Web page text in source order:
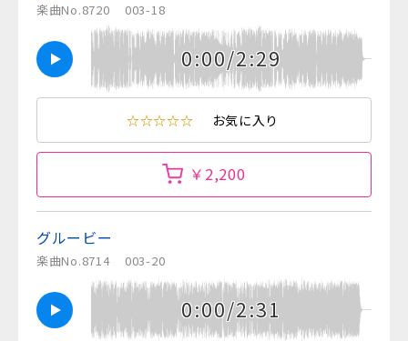
楽曲No.8720 003-18
0:00/2:29
☆☆☆☆☆ お気に入り
￥2,200
グルービー
楽曲No.8714 003-20
0:00/2:31